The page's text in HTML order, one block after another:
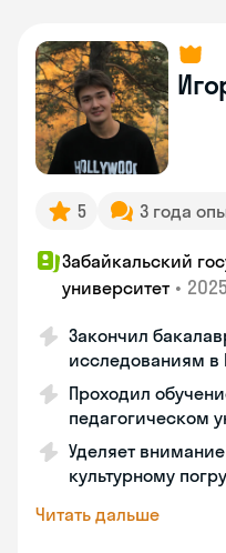
5 3 года
Забайкальский
университет •
Закончил
исследованиям в
Проходил
педагогическом
Уделяет
культурному
Читать дальше